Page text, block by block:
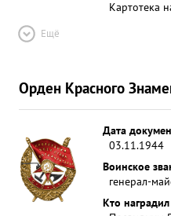
Картотека
Ещё
Орден Красного
Дата
03.11.1944
Воинское
генерал-
Кто наградил